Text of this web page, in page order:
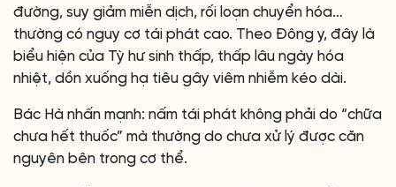
đường, suy giảm miễn dịch, rối loạn chuyển hóa…
thường có nguy cơ tái phát cao. Theo Đông y, đây là
biểu hiện của Tỳ hư sinh thấp, thấp lâu ngày hóa
nhiệt, dồn xuống hạ tiêu gây viêm nhiễm kéo dài.
Bác Hà nhấn mạnh: nấm tái phát không phải do “chữa
chưa hết thuốc” mà thường do chưa xử lý được căn
nguyên bên trong cơ thể.